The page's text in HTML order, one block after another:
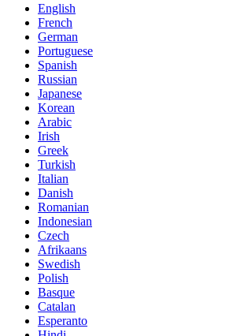
English
French
German
Portuguese
Spanish
Russian
Japanese
Korean
Arabic
Irish
Greek
Turkish
Italian
Danish
Romanian
Indonesian
Czech
Afrikaans
Swedish
Polish
Basque
Catalan
Esperanto